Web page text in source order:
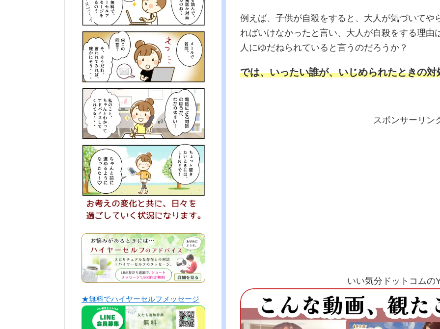
例えば、子供が自殺をすると、大人が気づいてや
ればいけなかったと言い、大人が自殺をする理由
人にゆだねられていると言うのだろうか？
では、いったい誰が、いじめられたときの
スポンサーリン
いい気分ドットコムの